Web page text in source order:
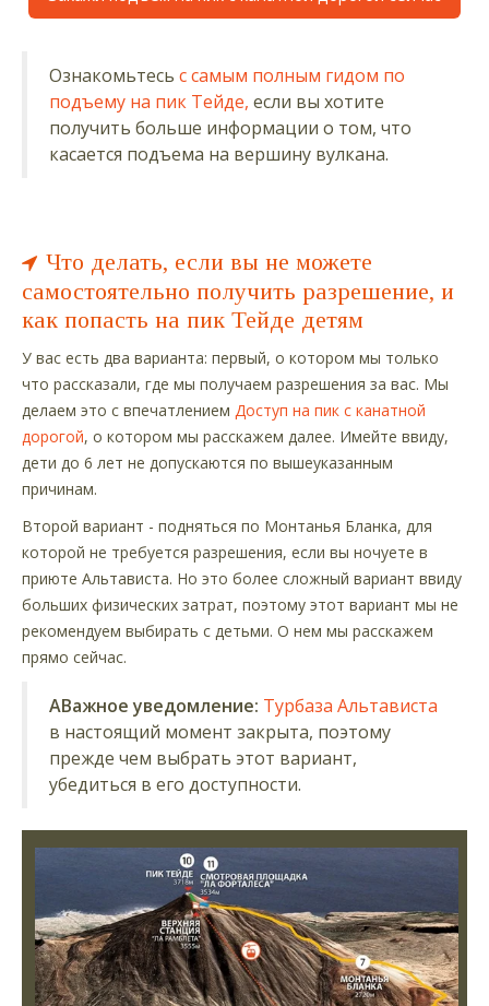
Ознакомьтесь с самым полным гидом по
подъему на пик Тейде, если вы хотите
получить больше информации о том, что
касается подъема на вершину вулкана.
Что делать, если вы не можете
самостоятельно получить разрешение, и
как попасть на пик Тейде детям
У вас есть два варианта: первый, о котором мы только
что рассказали, где мы получаем разрешения за вас. Мы
делаем это с впечатлением Доступ на пик с канатной
дорогой, о котором мы расскажем далее. Имейте ввиду,
дети до 6 лет не допускаются по вышеуказанным
причинам.
Второй вариант - подняться по Монтанья Бланка, для
которой не требуется разрешения, если вы ночуете в
приюте Альтависта. Но это более сложный вариант ввиду
больших физических затрат, поэтому этот вариант мы не
рекомендуем выбирать с детьми. О нем мы расскажем
прямо сейчас.
AВажное уведомление: Турбаза Альтависта
в настоящий момент закрыта, поэтому
прежде чем выбрать этот вариант,
убедиться в его доступности.